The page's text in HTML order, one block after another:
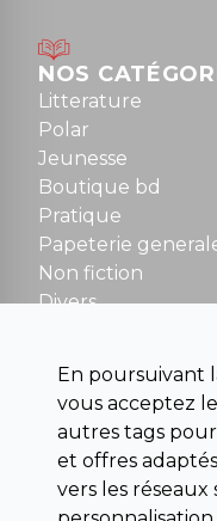
Mardi au samedi :
Dimanche : 10h30
Tel : 01 48 89 13 88
Fermé le
NOUS
contact@la-griffe-
NOS
Litterature
Polar
Jeunesse
Boutique bd
Pratique
Papeterie
Non fiction
Divers
Para scolaire
Histoire
Pochoteque
Pleiade
En poursuivant
vous acceptez
autres tags
et offres
vers les